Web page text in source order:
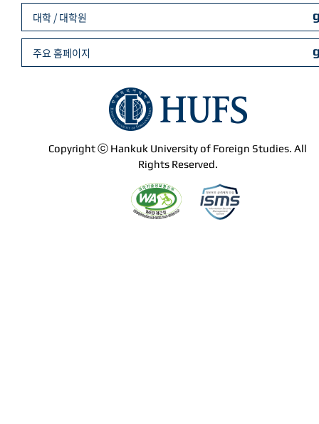
Copyright ⓒ Hankuk University of Foreign Studies. All
Rights Reserved.
대학 / 대학원
주요 홈페이지